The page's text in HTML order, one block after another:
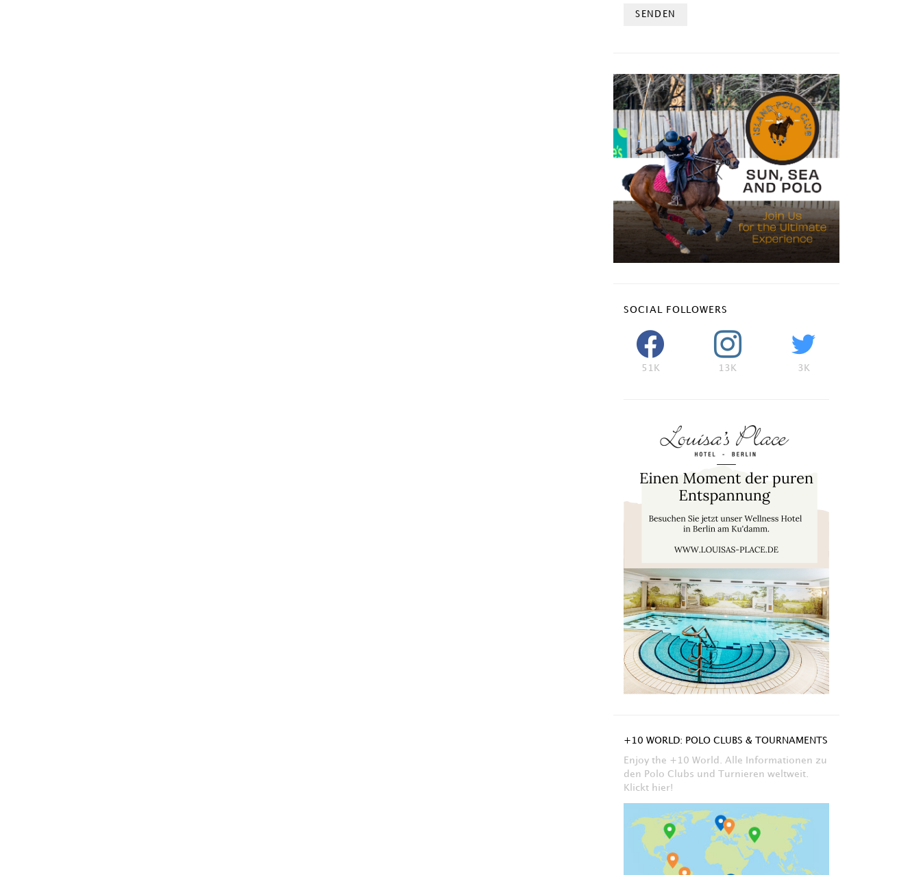
SOCIAL FOLLOWERS
51K 13K 3K
+10 WORLD: POLO CLUBS & TOURNAMENTS
Enjoy the +10 World. Alle Informationen zu
den Polo Clubs und Turnieren weltweit.
Klickt hier!